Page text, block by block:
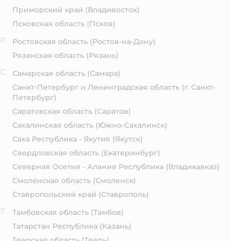
Приморский край (Владивосток)
Псковская область (Псков)
Ростовская область (Ростов-на-Дону)
Рязанская область (Рязань)
Самарская область (Самара)
Санкт-Петербург и Ленинградская область (г. Санкт-
Петербург)
Саратовская область (Саратов)
Сахалинская область (Южно-Сахалинск)
Саха Республика - Якутия (Якутск)
Свердловская область (Екатеринбург)
Северная Осетия - Алания Республика (Владикавказ)
Смоленская область (Смоленск)
Ставропольский край (Ставрополь)
Тамбовская область (Тамбов)
Татарстан Республика (Казань)